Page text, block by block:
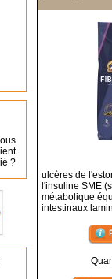
?
ulcères de
l'insuline SME
métabolique
intestinaux